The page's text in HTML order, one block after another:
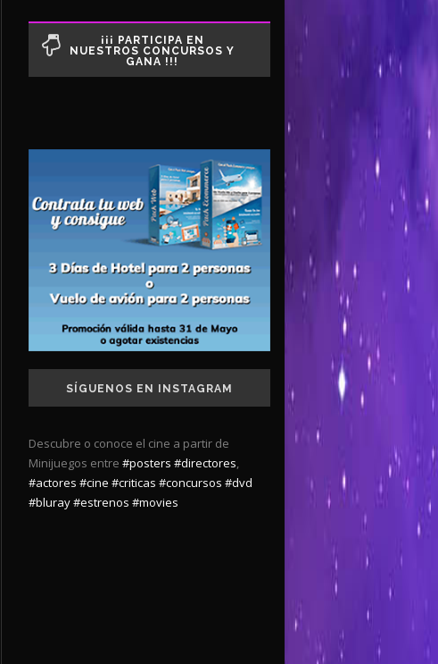
¡¡¡ PARTICIPA EN
NUESTROS CONCURSOS Y
GANA !!!
SÍGUENOS EN INSTAGRAM
Descubre o conoce el cine a partir de
Minijuegos entre #posters #directores,
#actores #cine #criticas #concursos #dvd
#bluray#estrenos #movies